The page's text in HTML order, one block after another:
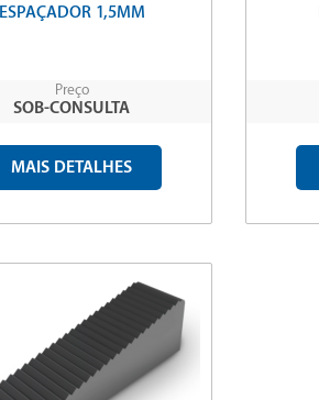
ESPAÇADOR 1,5MM
Preço
SOB-CONSULTA
MAIS DETALHES